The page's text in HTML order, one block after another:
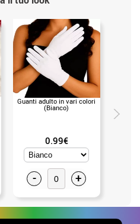
Guanti adulto in vari colori
(Bianco)
0.99€
- +